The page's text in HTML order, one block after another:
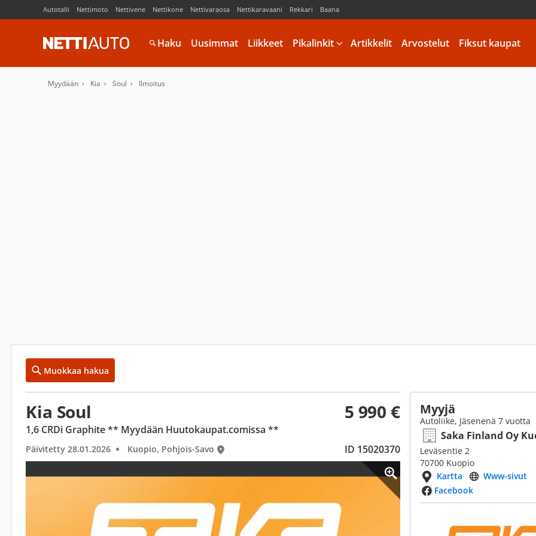
Autotalli Nettimoto Nettivene Nettikone Nettivaraosa Nettikaravaani Rekkari Baana
Haku Uusimmat Liikkeet Pikalinkit Artikkelit Arvostelut Fiksut kaupat
Myydään Kia Soul Ilmoitus
Muokkaa hakua
Kia Soul 5 990 €
1,6 CRDi Graphite ** Myydään Huutokaupat.comissa **
Päivitetty 28.01.2026 Kuopio, Pohjois-Savo ID 15020370
Myyjä
Autoliike, Jäsenenä 7 vuotta
Saka Finland Oy
Leväsentie 2
70700 Kuopio
Kartta
Www-sivut
Facebook